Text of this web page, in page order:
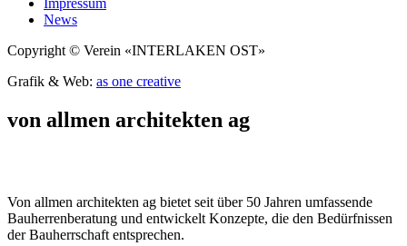
News
Copyright © Verein «INTERLAKEN OST»
Grafik & Web: as one creative
von allmen architekten ag
Von allmen architekten ag bietet seit über 50 Jahren umfassende
Bauherrenberatung und entwickelt Konzepte, die den Bedürfnissen
der Bauherrschaft entsprechen.